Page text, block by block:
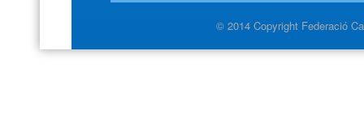
© 2014 Copyright Federació